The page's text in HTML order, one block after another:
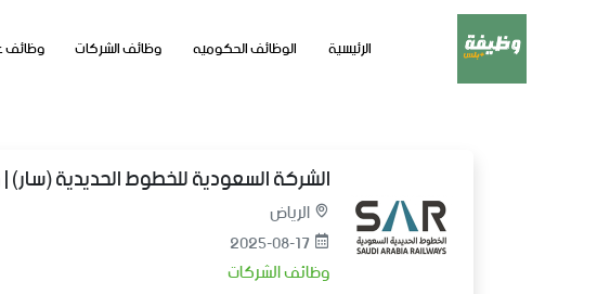
الرئيسية الوظائف الحكوميه وظائف الشركات وظائف
الشركة السعودية للخطوط الحديدية
الرياض
2025-08-17
وظائف الشركات